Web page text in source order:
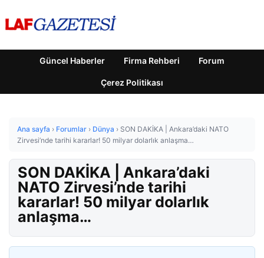
Güncel Haberler Firma Rehberi Forum
Çerez Politikası
Ana sayfa › Forumlar › Dünya › SON DAKİKA | Ankara’daki NATO
Zirvesi’nde tarihi kararlar! 50 milyar dolarlık anlaşma…
SON DAKİKA | Ankara’daki
NATO Zirvesi’nde tarihi
kararlar! 50 milyar dolarlık
anlaşma…